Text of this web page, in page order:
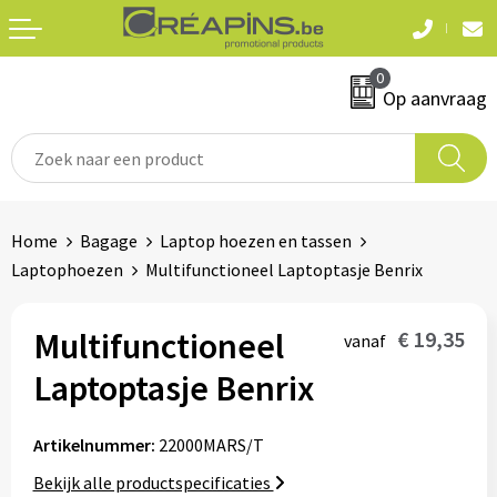
0
Op aanvraag
T-shirts
Sweaters en hoodies
Jassen
Hemden
Automerken
Eten & drinken
Snoepgoed
Waterflesjes
Home Bagage
Laptop hoezen en tassen
Laptophoezen
Multifunctioneel Laptoptasje Benrix
Multifunctioneel
Laptoptasje Benrix
vanaf € 19,35
Artikelnummer: 22000MARS/T
Bekijk alle productspecificaties